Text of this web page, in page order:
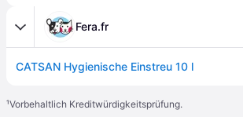
Fera.fr
CATSAN Hygienische Einstreu 10 l
¹Vorbehaltlich Kreditwürdigkeitsprüfung.